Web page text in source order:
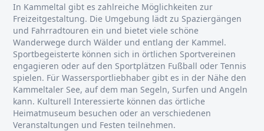
In Kammeltal gibt es zahlreiche Möglichkeiten zur
Freizeitgestaltung. Die Umgebung lädt zu Spaziergängen
und Fahrradtouren ein und bietet viele schöne
Wanderwege durch Wälder und entlang der Kammel.
Sportbegeisterte können sich in örtlichen Sportvereinen
engagieren oder auf den Sportplätzen Fußball oder Tennis
spielen. Für Wassersportliebhaber gibt es in der Nähe den
Kammeltaler See, auf dem man Segeln, Surfen und Angeln
kann. Kulturell Interessierte können das örtliche
Heimatmuseum besuchen oder an verschiedenen
Veranstaltungen und Festen teilnehmen.